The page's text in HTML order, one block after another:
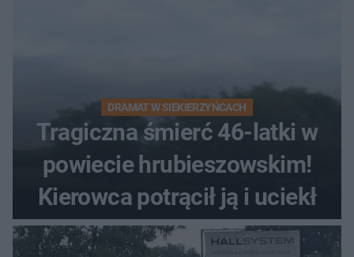
DRAMAT W SIEKIERZYŃCACH
Tragiczna śmierć 46-latki w
powiecie hrubieszowskim!
Kierowca potrącił ją i uciekł